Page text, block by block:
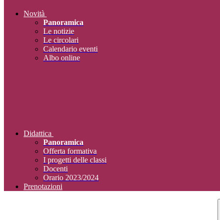
Novità
Panoramica
Le notizie
Le circolari
Calendario eventi
Albo online
Didattica
Panoramica
Offerta formativa
I progetti delle classi
Docenti
Orario 2023/2024
Prenotazioni